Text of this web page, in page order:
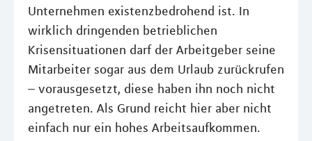
Unternehmen existenzbedrohend ist. In
wirklich dringenden betrieblichen
Krisensituationen darf der Arbeitgeber seine
Mitarbeiter sogar aus dem Urlaub zurückrufen
– vorausgesetzt, diese haben ihn noch nicht
angetreten. Als Grund reicht hier aber nicht
einfach nur ein hohes Arbeitsaufkommen.